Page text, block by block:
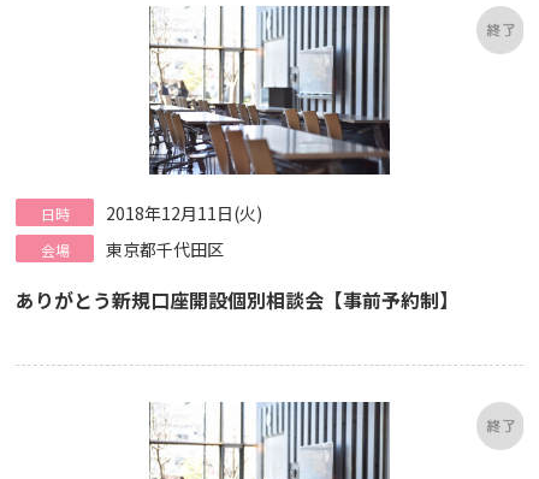
日時 2018年12月11日(火)
会場 東京都千代田区
ありがとう新規口座開設個別相談会【事前予約制】